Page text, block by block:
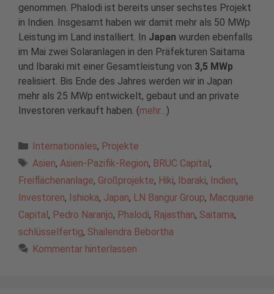
genommen. Phalodi ist bereits unser sechstes Projekt
in Indien. Insgesamt haben wir damit mehr als 50 MWp
Leistung im Land installiert. In Japan wurden ebenfalls
im Mai zwei Solaranlagen in den Präfekturen Saitama
und Ibaraki mit einer Gesamtleistung von 3,5 MWp
realisiert. Bis Ende des Jahres werden wir in Japan
mehr als 25 MWp entwickelt, gebaut und an private
Investoren verkauft haben. (mehr…)
Kategorien
Internationales, Projekte
Schlagwörter
Asien, Asien-Pazifik-Region, BRUC Capital ,
Freiflächenanlage, Großprojekte, Hiki, Ibaraki, Indien,
Investoren, Ishioka, Japan, LN Bangur Group, Macquarie
Capital , Pedro Naranjo, Phalodi, Rajasthan, Saitama,
schlüsselfertig, Shailendra Bebortha
Kommentar hinterlassen